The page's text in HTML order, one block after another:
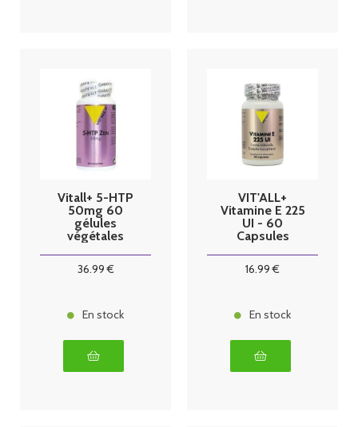
Vitall+ 5-HTP
50mg 60
gélules
végétales
36.99€
En stock
VIT'ALL+
Vitamine E 225
UI - 60
Capsules
16.99 €
En stock